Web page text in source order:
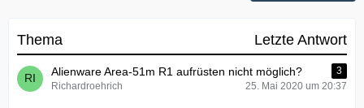
Thema Letzte Antwort
Alienware Area-51m R1 aufrüsten nicht möglich?
3
Richardroehrich
25. Mai 2020 um 20:37